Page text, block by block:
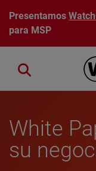
Pasar al contenido
Presentamos
para MSP
Close search
White
su